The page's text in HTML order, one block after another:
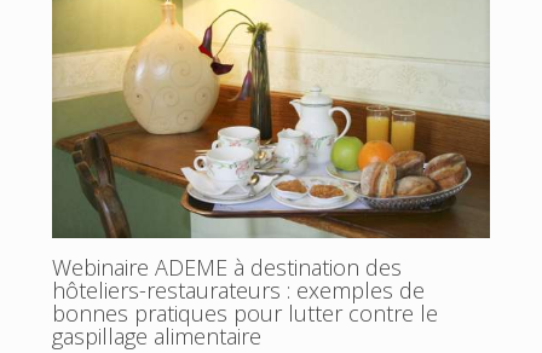
Webinaire ADEME à destination des
hôteliers-restaurateurs : exemples de
bonnes pratiques pour lutter contre le
gaspillage alimentaire